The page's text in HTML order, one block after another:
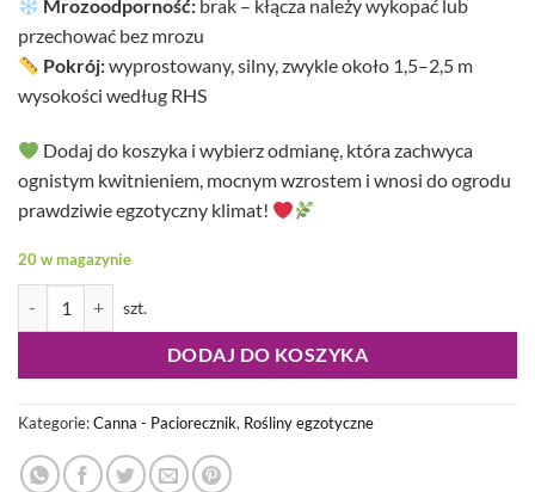
Mrozoodporność: brak – kłącza należy wykopać lub
przechować bez mrozu
Pokrój:wyprostowany, silny, zwykle około 1,5–2,5 m
wysokości według RHS
Dodaj do koszyka i wybierz odmianę, która zachwyca
ognistym kwitnieniem, mocnym wzrostem i wnosi do ogrodu
prawdziwie egzotyczny klimat!
20 w magazynie
DODAJ DO KOSZYKA
Kategorie:Canna - Paciorecznik, Rośliny egzotyczne